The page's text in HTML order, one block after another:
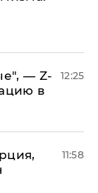
— Z-
в
12:25
11:58